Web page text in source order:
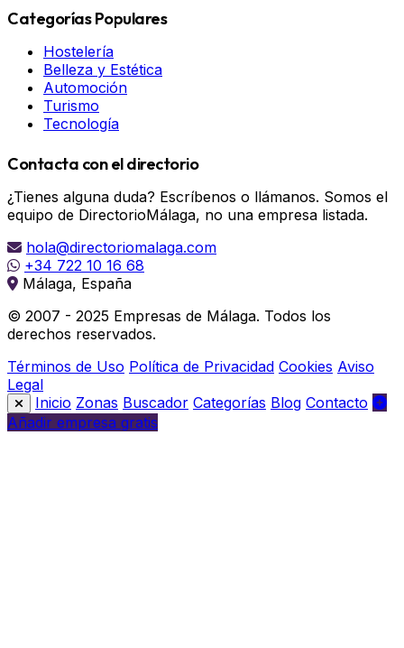
Categorías Populares
Hostelería
Belleza y Estética
Automoción
Turismo
Tecnología
Contacta con el directorio
¿Tienes alguna duda? Escríbenos o llámanos. Somos el
equipo de DirectorioMálaga, no una empresa listada.
hola@directoriomalaga.com
+34 722 10 16 68
Málaga, España
© 2007 - 2025 Empresas de Málaga. Todos los
derechos reservados.
Términos de Uso Política de Privacidad Cookies Aviso
Legal
Inicio Zonas Buscador Categorías Blog Contacto
Añadir empresa gratis